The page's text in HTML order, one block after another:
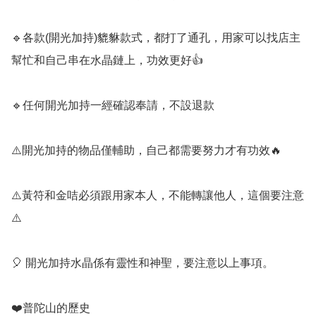
🔹️各款(開光加持)貔貅款式，都打了通孔，用家可以找店主
幫忙和自己串在水晶鏈上，功效更好👍
🔹️任何開光加持一經確認奉請，不設退款
⚠️開光加持的物品僅輔助，自己都需要努力才有功效🔥
⚠️黃符和金咭必須跟用家本人，不能轉讓他人，這個要注意
⚠️
🎈 開光加持水晶係有靈性和神聖，要注意以上事項。
❤️普陀山的歷史